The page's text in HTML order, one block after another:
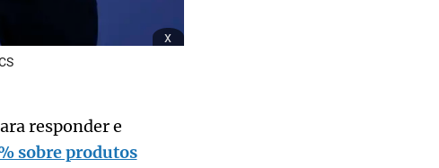
x
responder e
sobre produtos